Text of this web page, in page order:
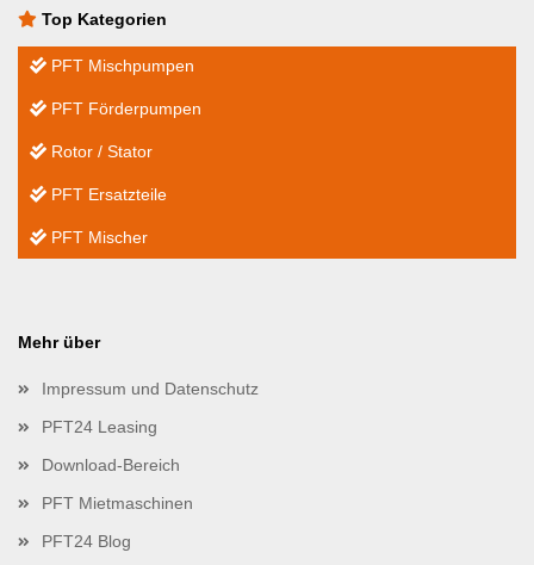
Top Kategorien
PFT Mischpumpen
PFT Förderpumpen
Rotor / Stator
PFT Ersatzteile
PFT Mischer
Mehr über
Impressum und Datenschutz
PFT24 Leasing
Download-Bereich
PFT Mietmaschinen
PFT24 Blog